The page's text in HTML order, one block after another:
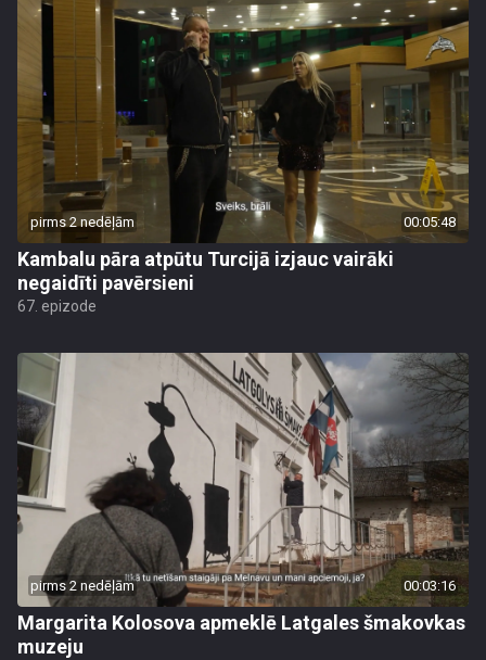
pirms 2 nedēļām 00:05:48
Kambalu pāra atpūtu Turcijā izjauc vairāki
negaidīti pavērsieni
67. epizode
pirms 2 nedēļām 00:03:16
Margarita Kolosova apmeklē Latgales šmakovkas
muzeju